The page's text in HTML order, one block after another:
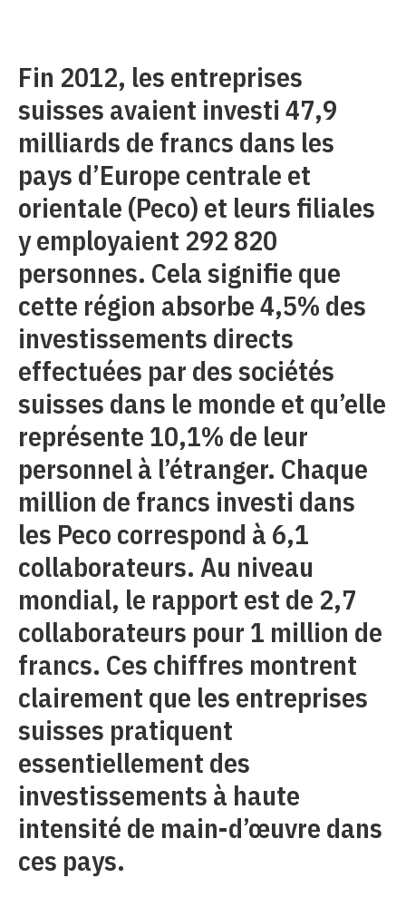
Fin 2012, les entreprises
suisses avaient investi 47,9
milliards de francs dans les
pays d’Europe centrale et
orientale (Peco) et leurs filiales
y employaient 292 820
personnes. Cela signifie que
cette région absorbe 4,5% des
investissements directs
effectuées par des sociétés
suisses dans le monde et qu’elle
représente 10,1% de leur
personnel à l’étranger. Chaque
million de francs investi dans
les Peco correspond à 6,1
collaborateurs. Au niveau
mondial, le rapport est de 2,7
collaborateurs pour 1 million de
francs. Ces chiffres montrent
clairement que les entreprises
suisses pratiquent
essentiellement des
investissements à haute
intensité de main-d’œuvre dans
ces pays.